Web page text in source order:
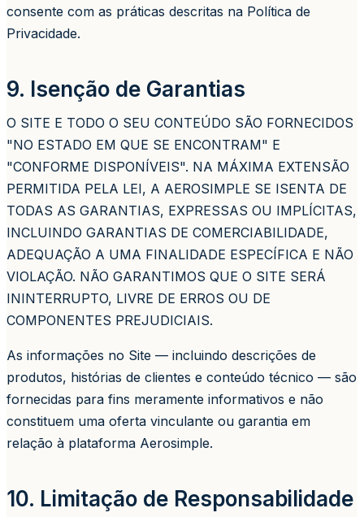
consente com as práticas descritas na Política de
Privacidade.
9. Isenção de Garantias
O SITE E TODO O SEU CONTEÚDO SÃO FORNECIDOS
"NO ESTADO EM QUE SE ENCONTRAM" E
"CONFORME DISPONÍVEIS". NA MÁXIMA EXTENSÃO
PERMITIDA PELA LEI, A AEROSIMPLE SE ISENTA DE
TODAS AS GARANTIAS, EXPRESSAS OU IMPLÍCITAS,
INCLUINDO GARANTIAS DE COMERCIABILIDADE,
ADEQUAÇÃO A UMA FINALIDADE ESPECÍFICA E NÃO
VIOLAÇÃO. NÃO GARANTIMOS QUE O SITE SERÁ
ININTERRUPTO, LIVRE DE ERROS OU DE
COMPONENTES PREJUDICIAIS.
As informações no Site — incluindo descrições de
produtos, histórias de clientes e conteúdo técnico — são
fornecidas para fins meramente informativos e não
constituem uma oferta vinculante ou garantia em
relação à plataforma Aerosimple.
10. Limitação de Responsabilidade